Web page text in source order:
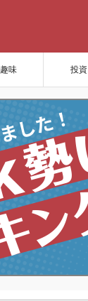
趣味 投資